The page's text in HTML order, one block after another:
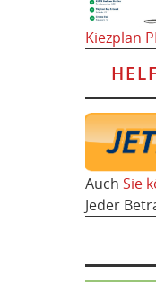
Kiezplan
Auch Sie
Jeder